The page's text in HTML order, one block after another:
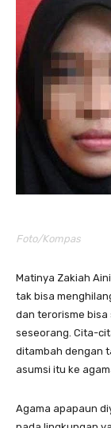
Foto/Kompas
Matinya Zakiah
tak bisa
dan terorisme
seseorang. Cita-
ditambah dengan
asumsi itu ke
Agama apapaun